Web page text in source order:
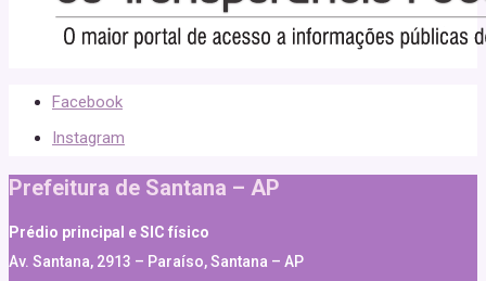
Facebook
Instagram
Prefeitura de Santana – AP
Prédio principal e SIC físico
Av. Santana, 2913 – Paraíso, Santana – AP